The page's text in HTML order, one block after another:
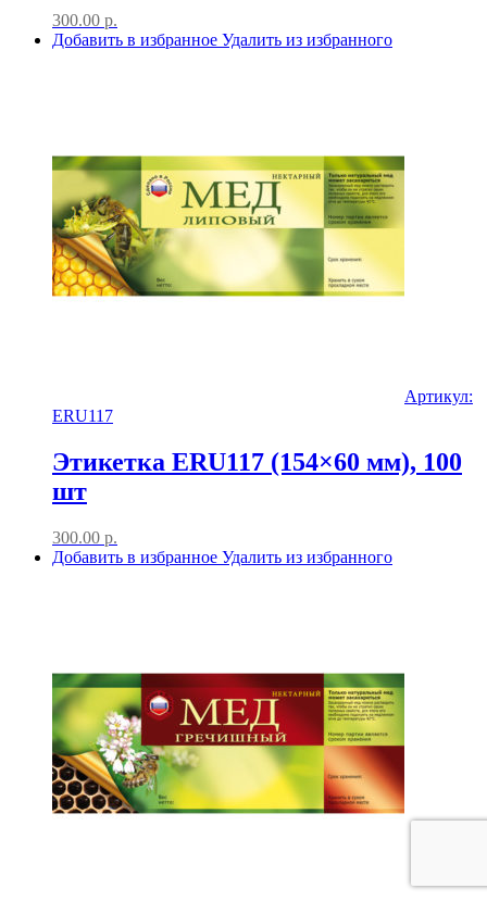
300.00 р.
Добавить в избранное Удалить из избранного
Артикул:
ERU117
Этикетка ERU117 (154×60 мм), 100
шт
300.00 р.
Добавить в избранное Удалить из избранного